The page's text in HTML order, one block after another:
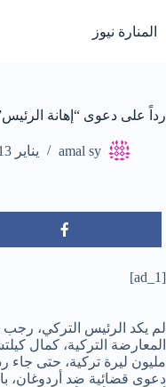
إلى
المحتوى
المنارة نيوز
رداً على دعوى “إهانة
amal sy يناير 13, 2021
[ad_1]
لم يكد الرئيس التركي،
المعارضة التركية، كمال
مليون ليرة تركية، حتى جاء
دعوى قضائية ضد أردوغان،